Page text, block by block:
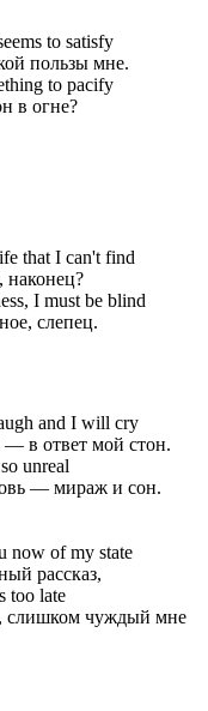
to satisfy
пользы мне.
to pacify
в огне?
that I can't find
наконец?
I must be blind
слепец.
and I will cry
в ответ мой стон.
unreal
— мираж и сон.
now of my state
рассказ,
too late
слишком чуждый мне